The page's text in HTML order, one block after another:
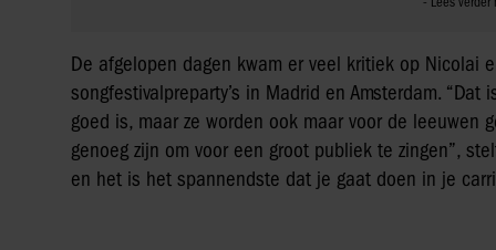
De afgelopen dagen kwam er veel kritiek op Nicolai
songfestivalpreparty’s in Madrid en Amsterdam.
goed is, maar ze worden ook maar voor de leeuwen
genoeg zijn om voor een groot publiek te zingen”,
en het is het spannendste dat je gaat doen in je